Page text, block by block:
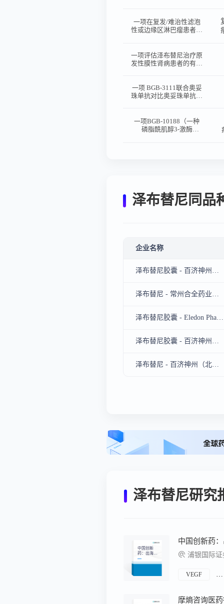
中心研究
一项在复发/难治性滤泡
性或边缘区淋巴瘤患者中
与来那度胺联合利妥昔单
抗的3 期、随机、开放
一项评估泽布替尼治疗原
发性膜性肾病患者的有效
照、开放性研究
一项 BGB-3111联合奥妥
珠单抗对比奥妥珠单抗单
开放性、随机研究
一项BGB-10188（一种
磷脂酰肌醇3-激酶
泽布替尼同品
企业名称
泽布替尼胶囊 - 百济神州（苏州）生物科技有限公司
泽布替尼 - 常州合全药业有限公司、百济神州（苏州）生物科技有限公司
泽布替尼胶囊 - Eledon Pharmaceuticals Inc、百济神州（苏州）生物科技有限公司
泽布替尼胶囊 - 百济神州（北京）生物科技有限公司
泽布替尼 - 百济神州（北京）生物科技有限公司
泽布替尼研究
中国创新
药：出海重
塑价值，兑
现决定分化-
浦银国际
VEGF